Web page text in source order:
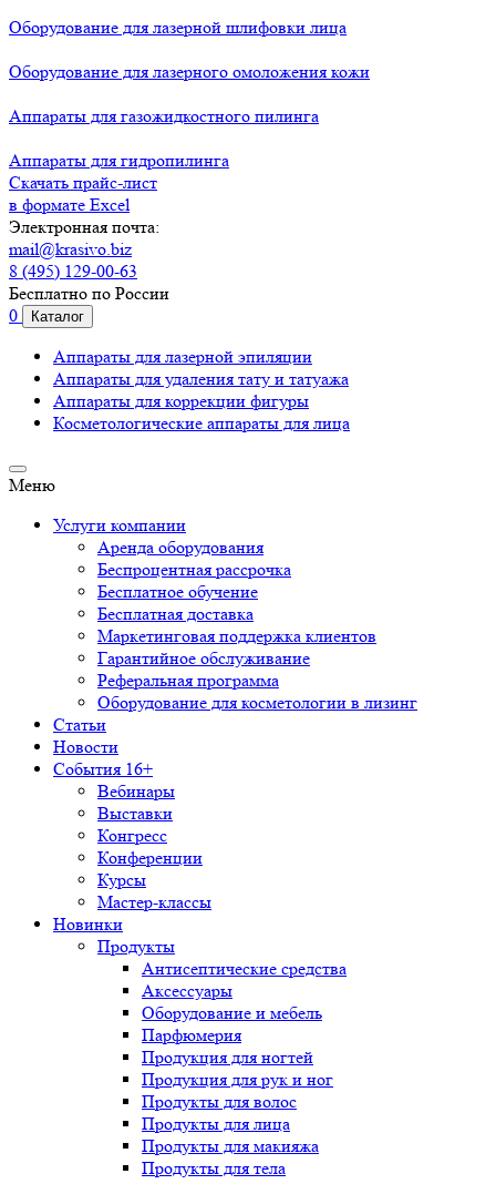
Оборудование для лазерной шлифовки лица
Оборудование для лазерного омоложения кожи
Аппараты для газожидкостного пилинга
Аппараты для гидропилинга
Скачать прайс-лист
в формате Excel
Электронная почта:
mail@krasivo.biz
8 (495) 129-00-63
Бесплатно по России
0
Каталог
Аппараты для лазерной эпиляции
Аппараты для удаления тату и татуажа
Аппараты для коррекции фигуры
Косметологические аппараты для лица
Меню
Услуги компании
Аренда оборудования
Беспроцентная рассрочка
Бесплатное обучение
Бесплатная доставка
Маркетинговая поддержка клиентов
Гарантийное обслуживание
Реферальная программа
Оборудование для косметологии в лизинг
Статьи
Новости
События 16+
Вебинары
Выставки
Конгресс
Конференции
Курсы
Мастер-классы
Новинки
Продукты
Антисептические средства
Аксессуары
Оборудование и мебель
Парфюмерия
Продукция для ногтей
Продукция для рук и ног
Продукты для волос
Продукты для лица
Продукты для макияжа
Продукты для тела